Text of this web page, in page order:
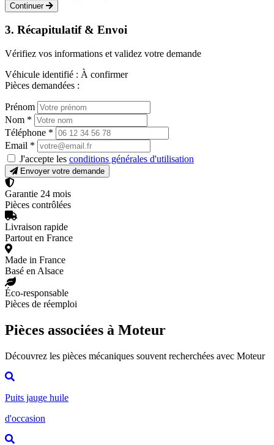
Continuer
3. Récapitulatif & Envoi
Vérifiez vos informations et validez votre demande
Véhicule identifié : À confirmer
Pièces demandées :
Prénom
Nom *
Téléphone *
Email *
J'accepte les conditions générales d'utilisation
Envoyer votre demande
Garantie 24 mois
Pièces contrôlées
Livraison rapide
Partout en France
Made in France
Basé en Alsace
Éco-responsable
Pièces de réemploi
Pièces associées à Moteur
Découvrez les pièces mécaniques souvent recherchées avec Moteur
Puits jauge huile
d'occasion